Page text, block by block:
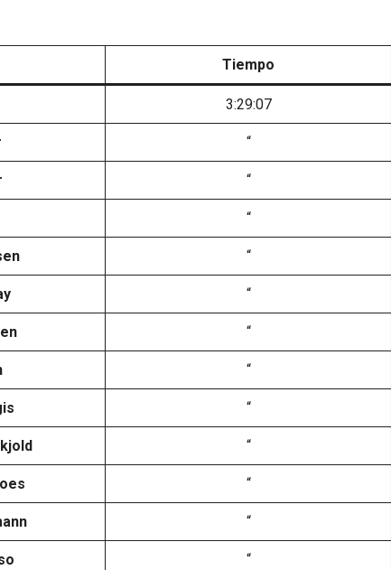
Tiempo
3:29:07
“
“
“
“
“
“
“
“
“
“
“
“